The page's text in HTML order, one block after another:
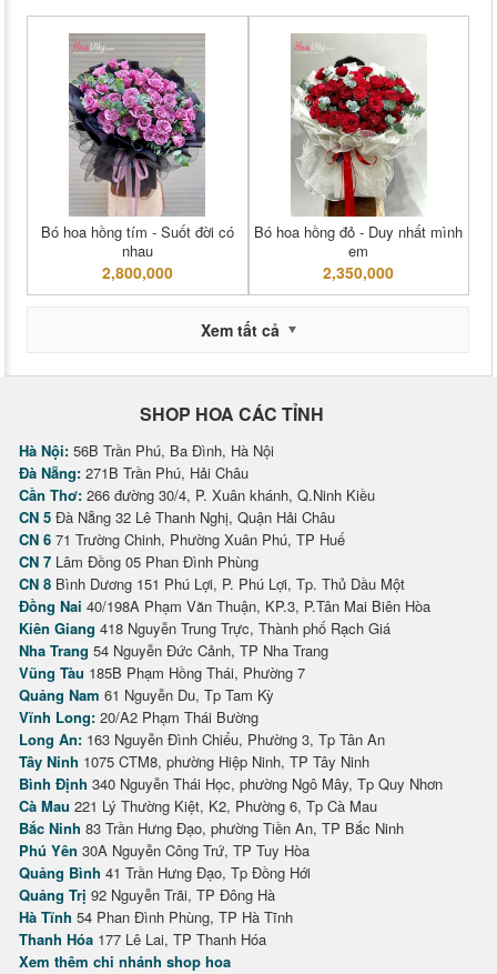
Bó hoa hồng tím - Suốt đời có
nhau
2,800,000
Bó hoa hồng đỏ - Duy nhất mình
em
2,350,000
Xem tất cả
SHOP HOA CÁC TỈNH
Hà Nội: 56B Trần Phú, Ba Đình, Hà Nội
Đà Nẵng: 271B Trần Phú, Hải Châu
Cần Thơ: 266 đường 30/4, P. Xuân khánh, Q.Ninh Kiều
CN 5 Đà Nẵng 32 Lê Thanh Nghị, Quận Hải Châu
CN 6 71 Trường Chinh, Phường Xuân Phú, TP Huế
CN 7 Lâm Đồng 05 Phan Đình Phùng
CN 8 Bình Dương 151 Phú Lợi, P. Phú Lợi, Tp. Thủ Dầu Một
Đồng Nai 40/198A Phạm Văn Thuận, KP.3, P.Tân Mai Biên Hòa
Kiên Giang 418 Nguyễn Trung Trực, Thành phố Rạch Giá
Nha Trang 54 Nguyễn Đức Cảnh, TP Nha Trang
Vũng Tàu 185B Phạm Hồng Thái, Phường 7
Quảng Nam 61 Nguyễn Du, Tp Tam Kỳ
Vĩnh Long: 20/A2 Phạm Thái Bường
Long An: 163 Nguyễn Đình Chiểu, Phường 3, Tp Tân An
Tây Ninh 1075 CTM8, phường Hiệp Ninh, TP Tây Ninh
Bình Định 340 Nguyễn Thái Học, phường Ngô Mây, Tp Quy Nhơn
Cà Mau 221 Lý Thường Kiệt, K2, Phường 6, Tp Cà Mau
Bắc Ninh 83 Trần Hưng Đạo, phường Tiền An, TP Bắc Ninh
Phú Yên 30A Nguyễn Công Trứ, TP Tuy Hòa
Quảng Bình 41 Trần Hưng Đạo, Tp Đồng Hới
Quảng Trị 92 Nguyễn Trãi, TP Đông Hà
Hà Tĩnh 54 Phan Đình Phùng, TP Hà Tĩnh
Thanh Hóa 177 Lê Lai, TP Thanh Hóa
Xem thêm chi nhánh shop hoa